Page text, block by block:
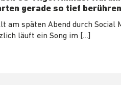
gerade so tief
am späten Abend durch Social
läuft ein Song im […]